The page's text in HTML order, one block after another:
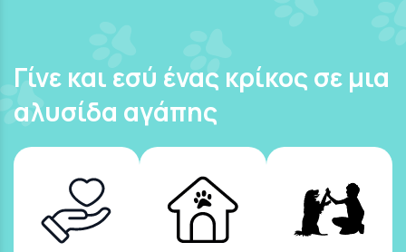
Γίνε και εσύ ένας κρίκος σε μια
αλυσίδα αγάπης